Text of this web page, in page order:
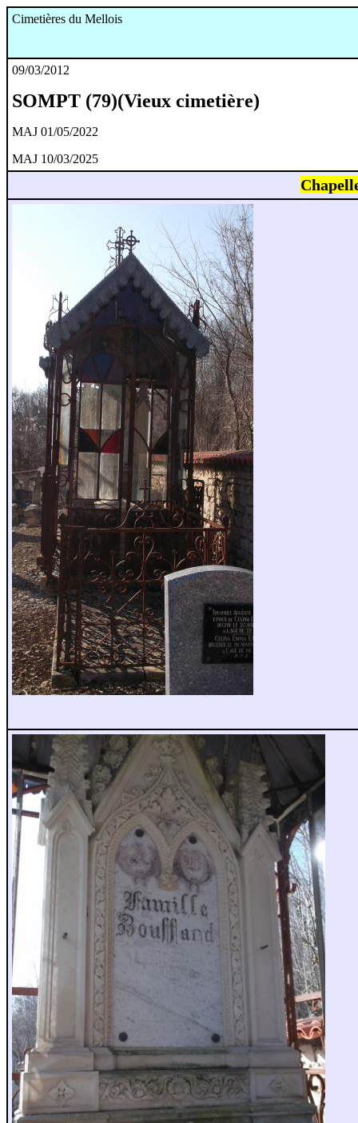
Cimetières du Mellois
09/03/2012
SOMPT (79)(Vieux cimetière)
MAJ 01/05/2022
MAJ 10/03/2025